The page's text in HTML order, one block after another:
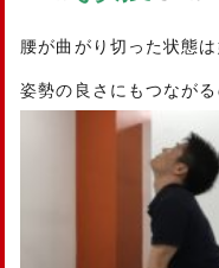
腰が曲がり切った状態
姿勢の良さにもつなが